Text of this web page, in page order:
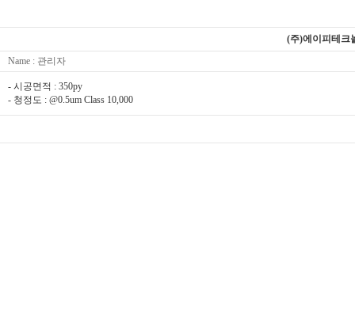
(주)에이피테크
Name : 관리자
- 시공면적 : 350py
- 청정도 : @0.5um Class 10,000